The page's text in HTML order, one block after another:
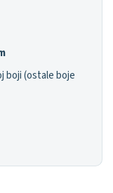
boji (ostale boje